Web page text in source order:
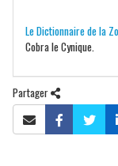
Le Dictionnaire de la
Cobra le Cynique.
Partager